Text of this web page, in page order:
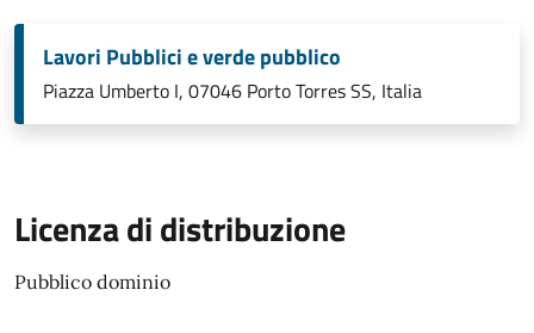
Lavori Pubblici e verde pubblico
Piazza Umberto I, 07046 Porto Torres SS, Italia
Licenza di distribuzione
Pubblico dominio